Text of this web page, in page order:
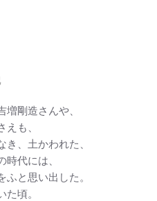
剛造さんや、
も、
、土かわれた、
代には、
と思い出した。
頃。